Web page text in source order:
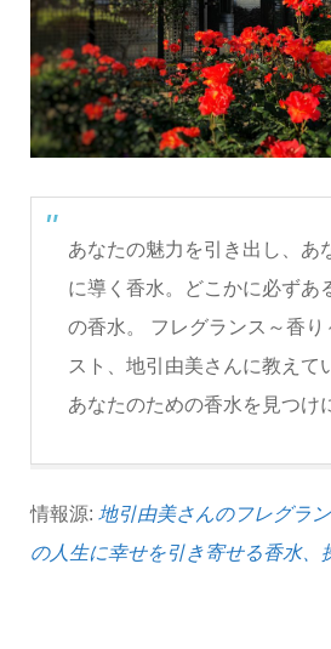
あなたの魅力を引き出し、あ
に導く香水。どこかに必ずあ
の香水。 フレグランス～香り
スト、地引由美さんに教えて
あなたのための香水を見つけ
情報源: 地引由美さんのフレグ
の人生に幸せを引き寄せる香水、